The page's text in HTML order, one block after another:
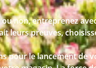
non, entreprenez
leurs preuves,
pour le lancement de